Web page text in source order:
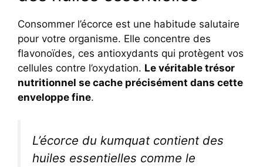
Consommer l’écorce est une habitude salutaire
pour votre organisme. Elle concentre des
flavonoïdes, ces antioxydants qui protègent vos
cellules contre l’oxydation. Le véritable trésor
nutritionnel se cache précisément dans cette
enveloppe fine.
L’écorce du kumquat contient des
huiles essentielles comme le